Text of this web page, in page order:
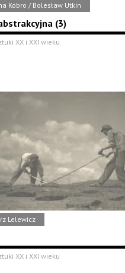
Kobro / Bolesław Utkin
(3)
XX i XXI wieku
Lelewicz
XX i XXI wieku